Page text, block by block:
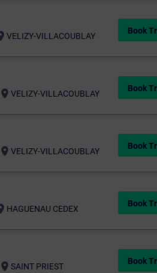
VELIZY-VILLACOUBLAY
Book
location_on VELIZY-VILLACOUBLAY
Book
location_on VELIZY-VILLACOUBLAY
Book
HAGUENAU CEDEX
Book
location_on SAINT PRIEST
Book